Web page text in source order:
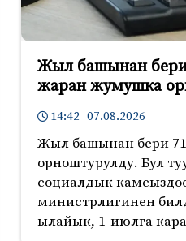
Жыл башынан
жаран жумушка
14:42 07.08.2026
Жыл башынан бери
орноштурулду. Бул
социалдык
министрлигинен
ылайык, 1-июлга